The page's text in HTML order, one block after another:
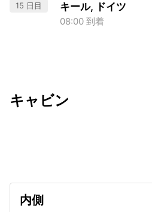
15 日目 キール, ドイツ
08:00 到着
キャビン
内側